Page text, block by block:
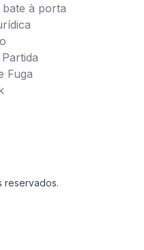
à porta
Fuga
reservados.